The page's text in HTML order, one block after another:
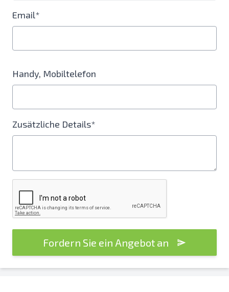
Email*
Handy, Mobiltelefon
Zusätzliche Details*
Fordern Sie ein Angebot an